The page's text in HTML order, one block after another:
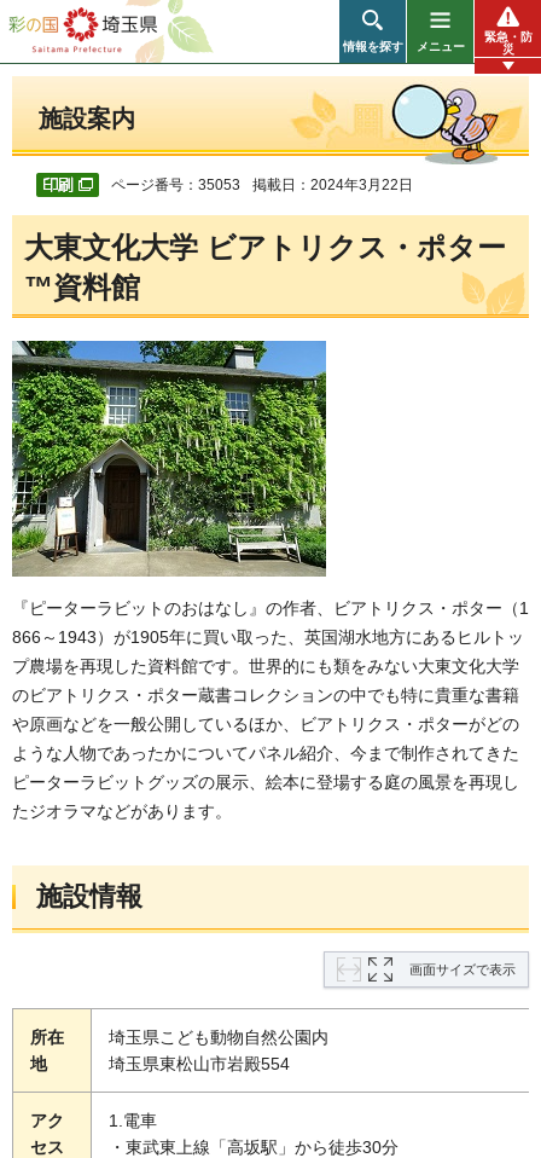
彩の国 埼玉県
情報を探す メニュー
緊急・防
災
施設案内
ページ番号：35053 掲載日：2024年3月22日
大東文化大学 ビアトリクス・ポター
™資料館
『ピーターラビットのおはなし』の作者、ビアトリクス・ポター（1
866～1943）が1905年に買い取った、英国湖水地方にあるヒルトッ
プ農場を再現した資料館です。世界的にも類をみない大東文化大学
のビアトリクス・ポター蔵書コレクションの中でも特に貴重な書籍
や原画などを一般公開しているほか、ビアトリクス・ポターがどの
ような人物であったかについてパネル紹介、今まで制作されてきた
ピーターラビットグッズの展示、絵本に登場する庭の風景を再現し
たジオラマなどがあります。
施設情報
画面サイズで表示
所在
地
埼玉県こども動物自然公園内
埼玉県東松山市岩殿554
アク
セス
1.電車
・東武東上線「高坂駅」から徒歩30分